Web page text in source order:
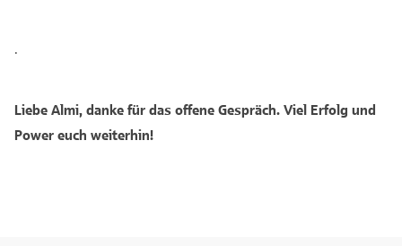
.
Liebe Almi, danke für das offene Gespräch. Viel Erfolg und
Power euch weiterhin!